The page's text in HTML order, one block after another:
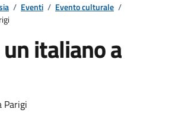
/ Eventi / Evento culturale /
italiano a
Parigi